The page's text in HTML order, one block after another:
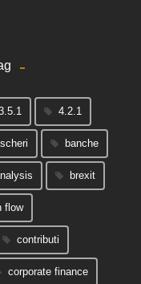
4.2.1
banche
brexit
flow
contributi
corporate finance